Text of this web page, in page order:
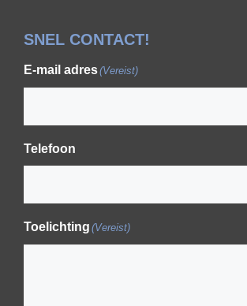
SNEL CONTACT!
E-mail adres(Vereist)
Telefoon
Toelichting (Vereist)